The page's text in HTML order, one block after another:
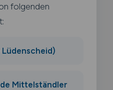
folgenden
Mittelständler